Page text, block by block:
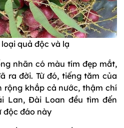
quả độc và lạ
nhãn có màu tím đẹp mắt,
ra đời. Từ đó, tiếng tăm của
rộng khắp cả nước, thậm chí
Lan, Đài Loan đều tìm đến
độc đáo này